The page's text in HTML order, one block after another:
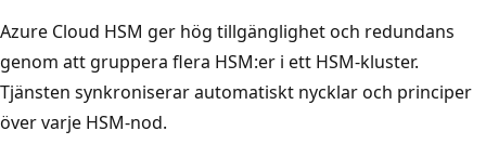
Azure Cloud HSM ger hög tillgänglighet och redundans
genom att gruppera flera HSM:er i ett HSM-kluster.
Tjänsten synkroniserar automatiskt nycklar och principer
över varje HSM-nod.